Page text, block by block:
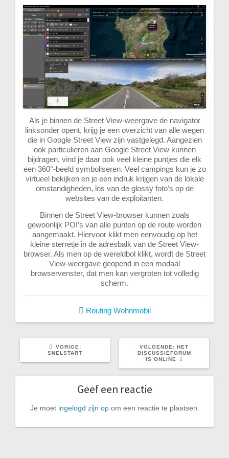
Als je binnen de Street View-weergave de navigator
linksonder opent, krijg je een overzicht van alle wegen
die in Google Street View zijn vastgelegd. Aangezien
ook particulieren aan Google Street View kunnen
bijdragen, vind je daar ook veel kleine puntjes die elk
een 360°-beeld symboliseren. Veel campings kun je zo
virtueel bekijken en je een indruk krijgen van de lokale
omstandigheden, los van de glossy foto’s op de
websites van de exploitanten.
Binnen de Street View-browser kunnen zoals
gewoonlijk POI’s van alle punten op de route worden
aangemaakt. Hiervoor klikt men eenvoudig op het
kleine sterretje in de adresbalk van de Street View-
browser. Als men op de wereldbol klikt, wordt de Street
View-weergave geopend in een modaal
browservenster, dat men kan vergroten tot volledig
scherm.
Routing Wohnmobil
VORIGE:VORIG
BERICHT:
SNELSTART
VOLGENDE: VOLGEND
BERICHT:
HET
DISCUSSIEFORUM
IS ONLINE
Geef een reactie
Je moet ingelogd zijn opom een reactie te plaatsen.